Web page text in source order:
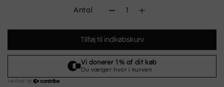
Antal
Tilføj til indkøbskurv